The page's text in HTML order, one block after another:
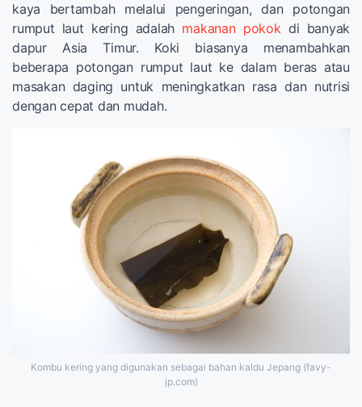
kaya bertambah melalui pengeringan, dan potongan
rumput laut kering adalah makanan pokokdi banyak
dapur Asia Timur. Koki biasanya menambahkan
beberapa potongan rumput laut ke dalam beras atau
masakan daging untuk meningkatkan rasa dan nutrisi
dengan cepat dan mudah.
Kombu kering yang digunakan sebagai bahan kaldu Jepang (favy-
jp.com)